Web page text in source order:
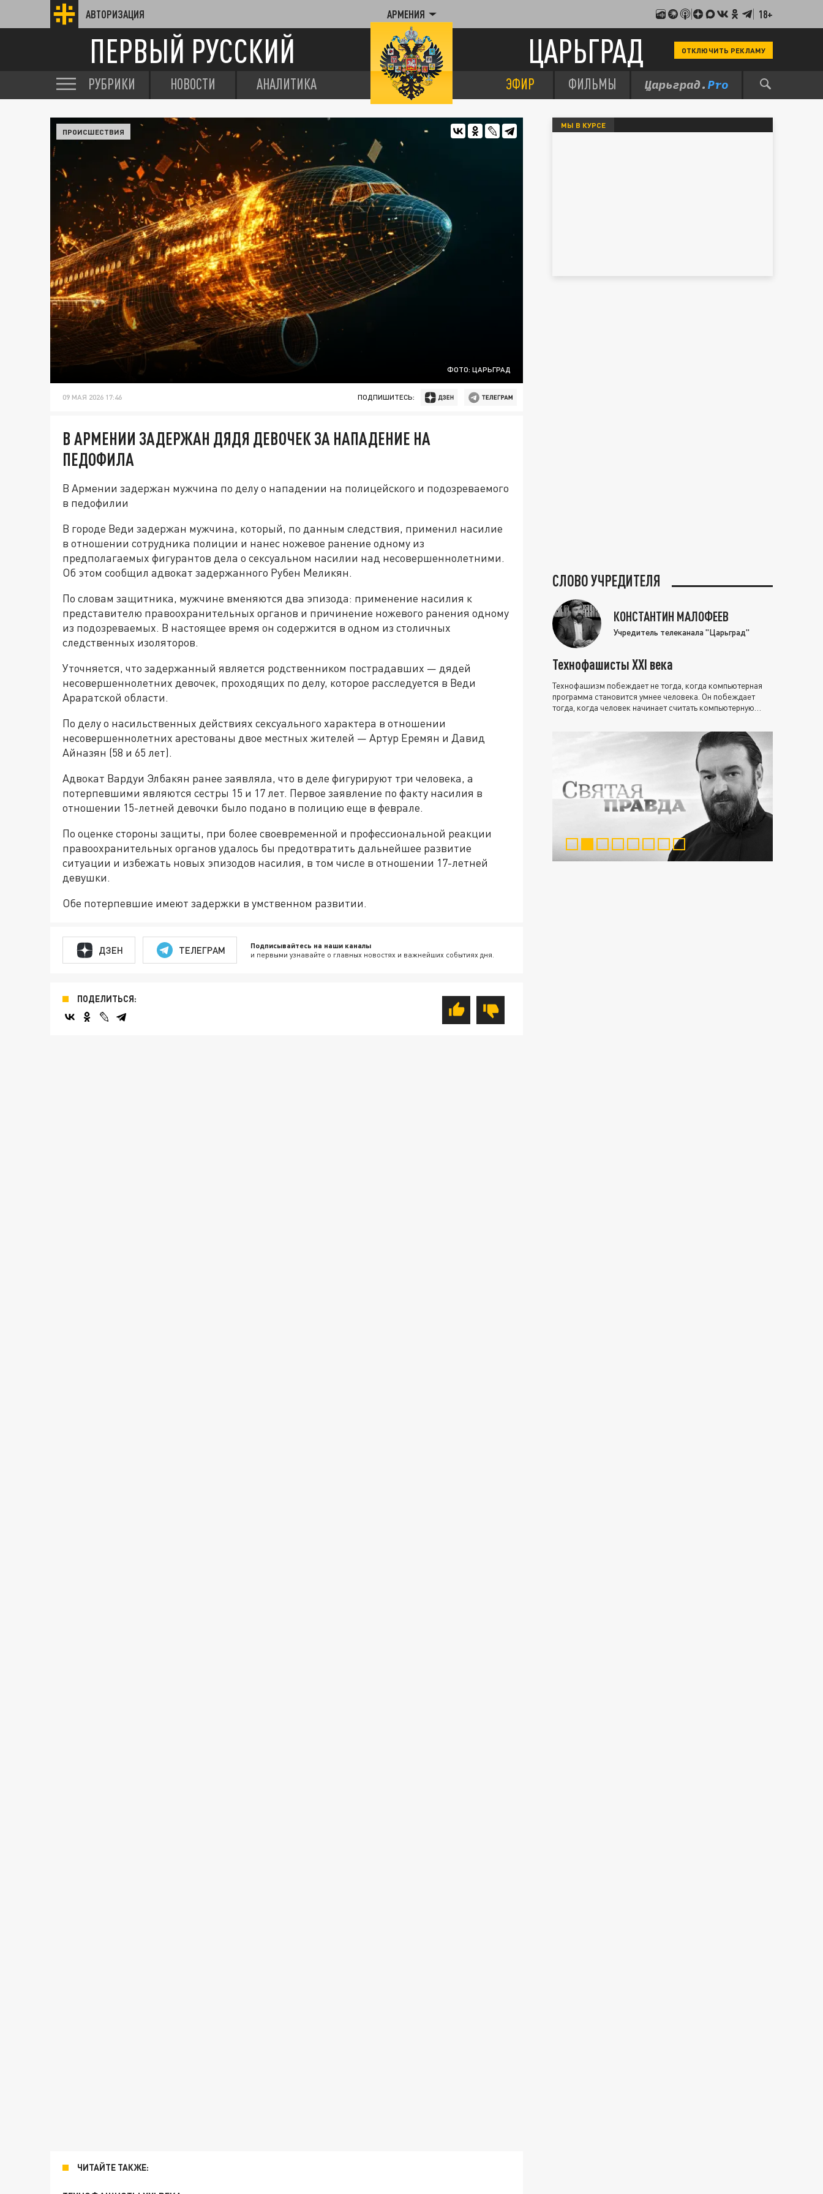
АВТОРИЗАЦИЯ АРМЕНИЯ 18+
ПЕРВЫЙ РУССКИЙ ЦАРЬГРАД ОТКЛЮЧИТЬ РЕКЛАМУ
РУБРИКИ НОВОСТИ АНАЛИТИКА ЭФИР ФИЛЬМЫ
ФОТО: ЦАРЬГРАД
ПРОИСШЕСТВИЯ
09 МАЯ 2026 17:46 ПОДПИШИТЕСЬ:
В АРМЕНИИ ЗАДЕРЖАН ДЯДЯ ДЕВОЧЕК ЗА НАПАДЕНИЕ НА
ПЕДОФИЛА
В Армении задержан мужчина по делу о нападении на полицейского и подозреваемого
в педофилии
В городе Веди задержан мужчина, который, по данным следствия, применил насилие
в отношении сотрудника полиции и нанес ножевое ранение одному из
предполагаемых фигурантов дела о сексуальном насилии над несовершеннолетними.
Об этом сообщил адвокат задержанного Рубен Меликян.
По словам защитника, мужчине вменяются два эпизода: применение насилия к
представителю правоохранительных органов и причинение ножевого ранения одному
из подозреваемых. В настоящее время он содержится в одном из столичных
следственных изоляторов.
Уточняется, что задержанный является родственником пострадавших — дядей
несовершеннолетних девочек, проходящих по делу, которое расследуется в Веди
Араратской области.
По делу о насильственных действиях сексуального характера в отношении
несовершеннолетних арестованы двое местных жителей — Артур Еремян и Давид
Айназян (58 и 65 лет).
Адвокат Вардуи Элбакян ранее заявляла, что в деле фигурируют три человека, а
потерпевшими являются сестры 15 и 17 лет. Первое заявление по факту насилия в
отношении 15-летней девочки было подано в полицию еще в феврале.
По оценке стороны защиты, при более своевременной и профессиональной реакции
правоохранительных органов удалось бы предотвратить дальнейшее развитие
ситуации и избежать новых эпизодов насилия, в том числе в отношении 17-летней
девушки.
Обе потерпевшие имеют задержки в умственном развитии.
ДЗЕН ТЕЛЕГРАМ Подписывайтесь на наши каналы
и первыми узнавайте о главных новостях и важнейших событиях дня.
ПОДЕЛИТЬСЯ:
ЧИТАЙТЕ ТАКЖЕ:
МЫ В КУРСЕ
СЛОВО УЧРЕДИТЕЛЯ
КОНСТАНТИН МАЛОФЕЕВ
Учредитель телеканала "Царьград"
Технофашисты XXI века
Технофашизм побеждает не тогда, когда компьютерная
программа становится умнее человека. Он побеждает
тогда, когда человек начинает считать компьютерную